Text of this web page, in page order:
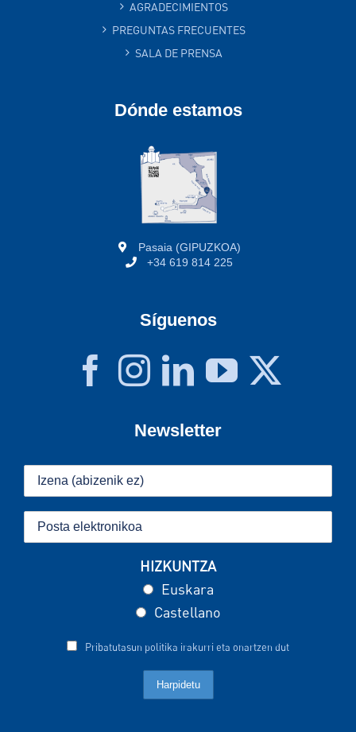
AGRADECIMIENTOS
PREGUNTAS FRECUENTES
SALA DE PRENSA
Dónde estamos
Pasaia (GIPUZKOA)
+34 619 814 225
Síguenos
Newsletter
HIZKUNTZA
Euskara
Castellano
Pribatutasun politika irakurri eta onartzen dut